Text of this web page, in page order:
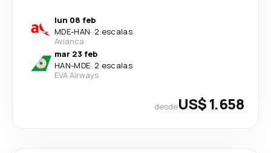
lun 08 feb
MDE-HAN· 2 escalas
Avianca
mar 23 feb
HAN-MDE· 2 escalas
EVA Airways
desdeUS$ 1.658